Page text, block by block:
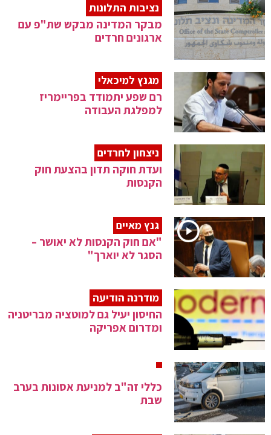
נציבות התלונות
מבקר המדינה מבקש שת"פ עם
ארגונים חרדים
מגנץ למיכאלי
רם שפע יתמודד בפריימריז
למפלגת העבודה
ניצחון לחרדים
ועדת חוקה תדון בהצעת חוק
הקנסות
גנץ מאיים
"אם חוק הקנסות לא יאושר –
הסגר לא יוארך"
מודרנה הודיעה
החיסון יעיל גם למוטציה מבריטניה
ומדרום אפריקה
כללי זה"ב למניעת אסונות בערב
שבת